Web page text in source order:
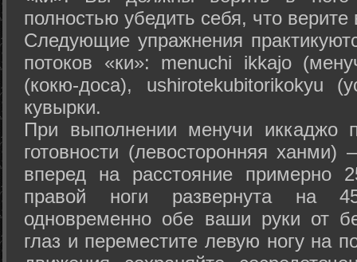
полностью убедить себя, что верите
Следующие упражнения
потоков «ки»: menuchi ikkajo
(кокю-доса), ushiro­tekubitori­kokyu
кувырки.
При выполнении менучи иккаджо
готовности (левосторонняя
вперед на расстояние примерно
правой ноги развернута на
одновременно обе ваши руки от
глаз и переместите левую ногу на